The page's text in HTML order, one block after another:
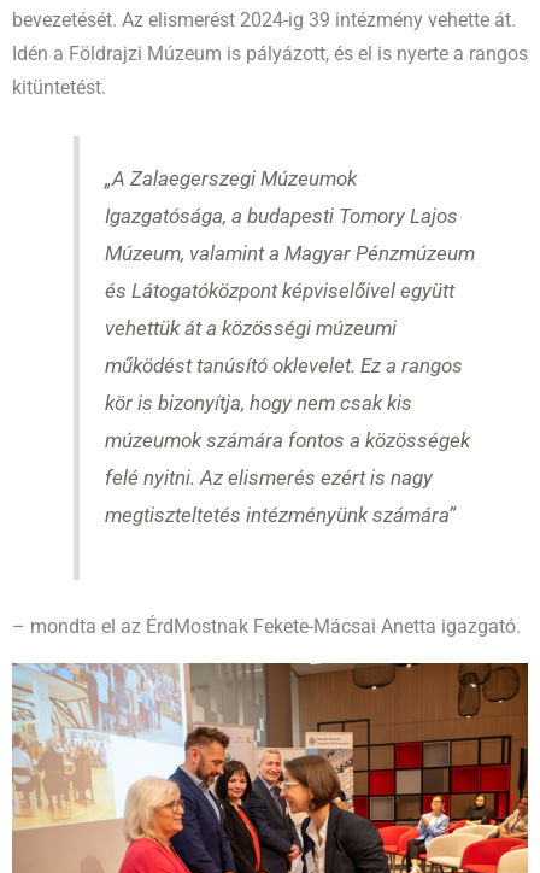
bevezetését. Az elismerést 2024-ig 39 intézmény vehette át.
Idén a Földrajzi Múzeum is pályázott, és el is nyerte a rangos
kitüntetést.
„A Zalaegerszegi Múzeumok
Igazgatósága, a budapesti Tomory Lajos
Múzeum, valamint a Magyar Pénzmúzeum
és Látogatóközpont képviselőivel együtt
vehettük át a közösségi múzeumi
működést tanúsító oklevelet. Ez a rangos
kör is bizonyítja, hogy nem csak kis
múzeumok számára fontos a közösségek
felé nyitni. Az elismerés ezért is nagy
megtiszteltetés intézményünk számára”
– mondta el az ÉrdMostnak Fekete-Mácsai Anetta igazgató.